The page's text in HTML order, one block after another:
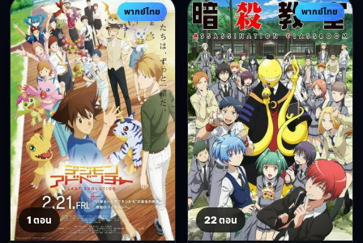
พากย์ไทย
1 ตอน
พากย์ไทย
22 ตอน